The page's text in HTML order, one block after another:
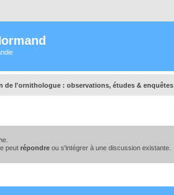
de l'ornithologue : observations, études & enquêtes
peut répondre ou s'intégrer à une discussion existante.